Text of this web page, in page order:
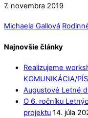
7. novembra 2019
Michaela Gallová
Najnovšie články
Realizujeme
KOMUNIKÁCIA/
Augustové Letné
O 6. ročníku
projektu 14. júla